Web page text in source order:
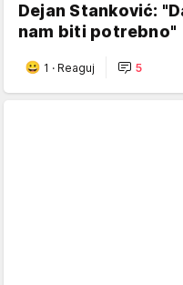
Dejan Stanković:
nam biti potrebno"
1 · Reaguj 5